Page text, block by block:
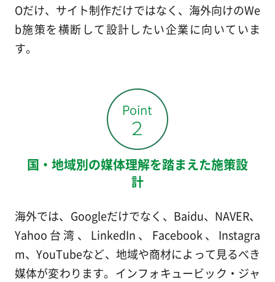
Oだけ、サイト制作だけではなく、海外向けのWe
b施策を横断して設計したい企業に向いていま
す。
国・地域別の媒体理解を踏まえた施策設
計
海外では、Googleだけでなく、Baidu、NAVER、
Yahoo台湾、LinkedIn、Facebook、Instagra
m、YouTubeなど、地域や商材によって見るべき
媒体が変わります。インフォキュービック・ジャ